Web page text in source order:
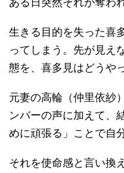
生きる目的を失った喜
ってしまう。先が見え
態を、喜多見はどうや
元妻の高輪（仲里依紗
ンバーの声に加えて、
めに頑張る」ことで自
それを使命感と言い換